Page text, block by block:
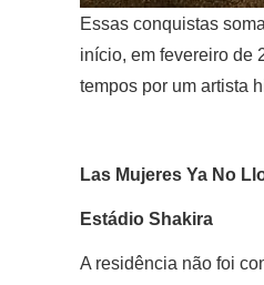
Essas conquistas
início, em fevereiro de
tempos por um artista
Las Mujeres Ya No
Estádio Shakira
A residência não foi